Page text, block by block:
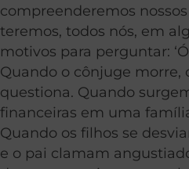
compreenderemos
teremos, todos nós, em
motivos para perguntar:
Quando o cônjuge morre,
questiona. Quando
financeiras em uma
Quando os filhos se
e o pai clamam